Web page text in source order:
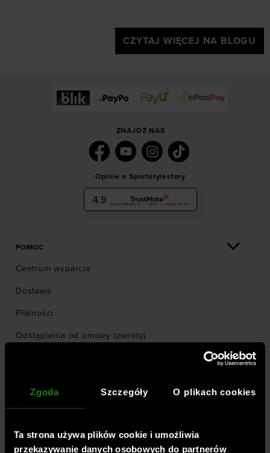
Zgoda Szczegóły O plikach cookies
Ta strona używa plików cookie i umożliwia
przekazywanie danych osobowych do partnerów
CZYTAJ WIĘCEJ NA BLOGU
ZNAJDŹ NAS
Opinie o Sportstylestory
4.9 Na podstawie 6036 opinii z całego okresu
POMOC
Centrum wsparcia
Dostawa
Płatności
Odstąpienia od umowy (zwroty)
Odbiór w sklepie